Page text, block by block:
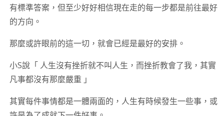
有標準答案，但至少好好相信現在走的每一步都是前往最好
的方向。
那麼或許眼前的這一切，就會已經是最好的安排。
小S說「 人生沒有挫折就不叫人生，而挫折教會了我，其實
凡事都沒有那麼嚴重 」
其實每件事情都是一體兩面的，人生有時候發生一些事，或